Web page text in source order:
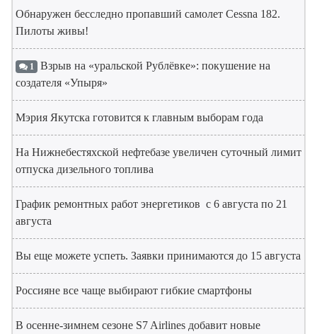
Обнаружен бесследно пропавший самолет Cessna 182.
Пилоты живы!
1 Взрыв на «уральской Рублёвке»: покушение на
создателя «Упыря»
Мэрия Якутска готовится к главным выборам года
На Нижнебестяхской нефтебазе увеличен суточный лимит
отпуска дизельного топлива
График ремонтных работ энергетиков с 6 августа по 21
августа
Вы еще можете успеть. Заявки принимаются до 15 августа
Россияне все чаще выбирают гибкие смартфоны
В осенне-зимнем сезоне S7 Airlines добавит новые